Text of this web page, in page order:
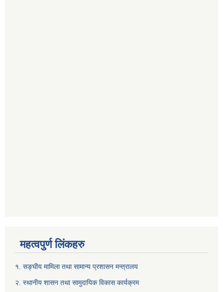
महत्वपुर्ण लिंकहरु
१. सङ्घीय मामिला तथा सामान्य प्रशासन मन्त्रालय
२. स्थानीय शासन तथा सामुदायिक विकास कार्यक्रम